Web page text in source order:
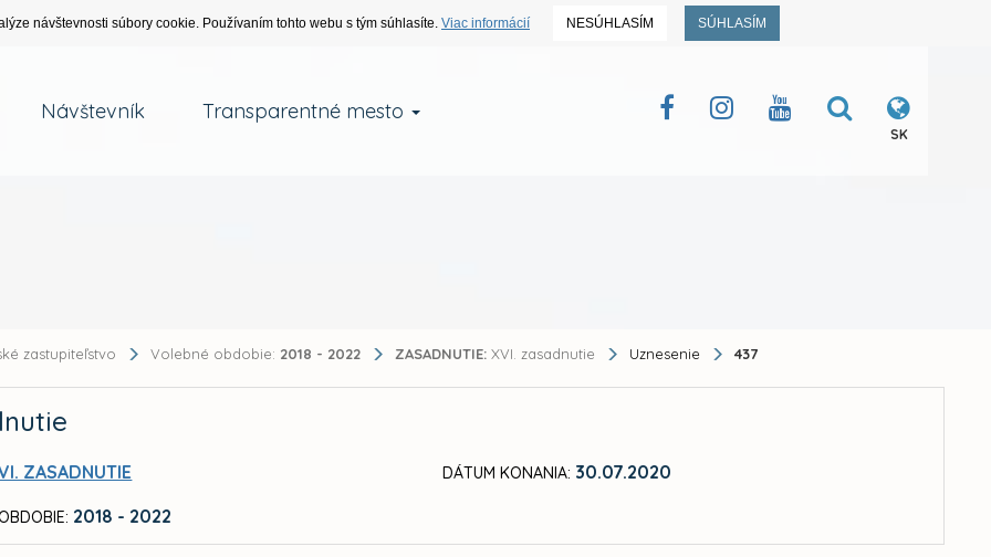
návštevnosti súbory cookie. Používaním tohto webu s tým súhlasíte. Viac informácií NESÚHLASÍM SÚHLASÍM
Návštevník Transparentné mesto
SK
zastupiteľstvo Volebné obdobie: 2018 - 2022 ZASADNUTIE: XVI. zasadnutie Uznesenie 437
ZASADNUTIE
2018 - 2022
DÁTUM KONANIA: 30.07.2020